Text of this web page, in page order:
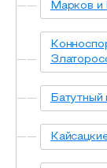
Марков и